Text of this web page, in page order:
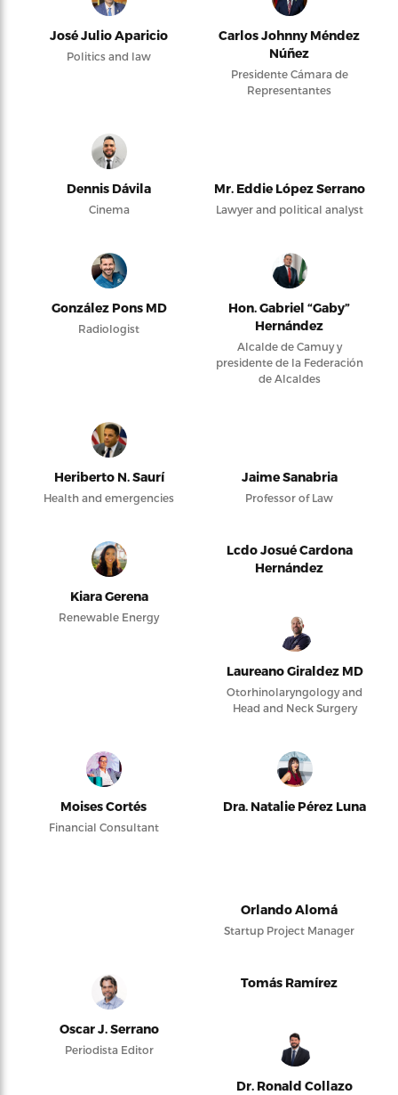
José Julio Aparicio
Politics and law
Carlos Johnny Méndez
Núñez
Presidente Cámara de
Representantes
Dennis Dávila
Cinema
Mr. Eddie López Serrano
Lawyer and political analyst
González Pons MD
Radiologist
Hon. Gabriel “Gaby”
Hernández
Alcalde de Camuy y
presidente de la Federación
de Alcaldes
Heriberto N. Saurí
Health and emergencies
Jaime Sanabria
Professor of Law
Kiara Gerena
Renewable Energy
Lcdo Josué Cardona
Hernández
Laureano Giraldez MD
Otorhinolaryngology and
Head and Neck Surgery
Moises Cortés
Financial Consultant
Dra. Natalie Pérez Luna
Orlando Alomá
Startup Project Manager
Oscar J. Serrano
Periodista Editor
Tomás Ramírez
Dr. Ronald Collazo